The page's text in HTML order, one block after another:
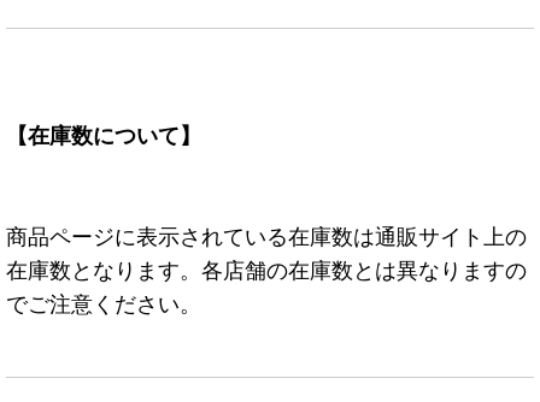
【在庫数について】
商品ページに表示されている在庫数は通販サイト上の
在庫数となります。各店舗の在庫数とは異なりますの
でご注意ください。